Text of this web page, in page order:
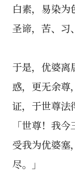
白素，易染
圣谛，苦、习
于是，优婆离
惑，更无余尊
证，于世尊法
「世尊！我
受我为优婆塞
尽。」